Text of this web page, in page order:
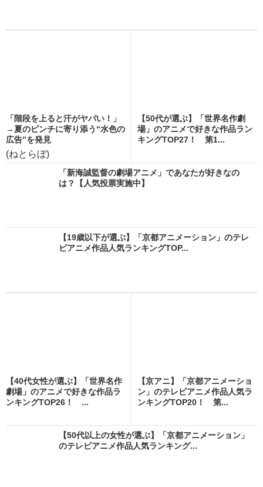
「階段を上ると汗がヤバい！」
→夏のピンチに寄り添う“水色の
広告”を発見
(ねとらぼ)
【50代が選ぶ】「世界名作劇
場」のアニメで好きな作品ラン
キングTOP27！ 第1...
「新海誠監督の劇場アニメ」であなたが好きなの
は？【人気投票実施中】
【19歳以下が選ぶ】「京都アニメーション」のテレ
ビアニメ作品人気ランキングTOP...
【40代女性が選ぶ】「世界名作
劇場」のアニメで好きな作品ラ
ンキングTOP26！ ...
【京アニ】「京都アニメーショ
ン」のテレビアニメ作品人気ラ
ンキングTOP20！ 第...
【50代以上の女性が選ぶ】「京都アニメーション」
のテレビアニメ作品人気ランキング...